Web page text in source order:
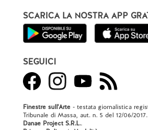
SCARICA LA NOSTRA APP
SEGUICI
Finestre sull'Arte- testata giornalistica
Tribunale di Massa, aut. n. 5 del 12/06/
Danae Project S.R.L..